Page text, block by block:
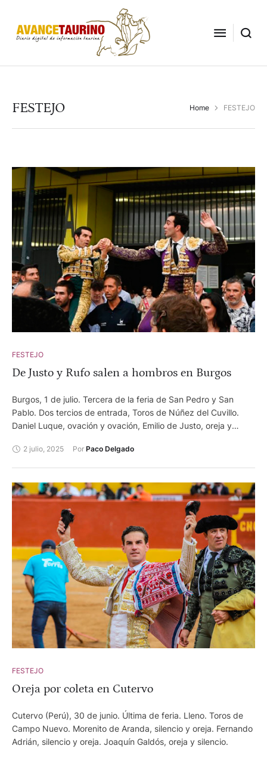
FESTEJO Home FESTEJO
FESTEJO
De Justo y Rufo salen a hombros en Burgos
Burgos, 1 de julio. Tercera de la feria de San Pedro y San
Pablo. Dos tercios de entrada, Toros de Núñez del Cuvillo.
Daniel Luque, ovación y ovación, Emilio de Justo, oreja y
2 julio, 2025 Por Paco Delgado
FESTEJO
Oreja por coleta en Cutervo
Cutervo (Perú), 30 de junio. Última de feria. Lleno. Toros de
Campo Nuevo. Morenito de Aranda, silencio y oreja. Fernando
Adrián, silencio y oreja. Joaquín Galdós, oreja y silencio.